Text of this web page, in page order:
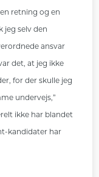
retning og en
jeg selv den
ansvar
det, at jeg ikke
for der skulle jeg
undervejs,”
ikke har blandet
kandidater har